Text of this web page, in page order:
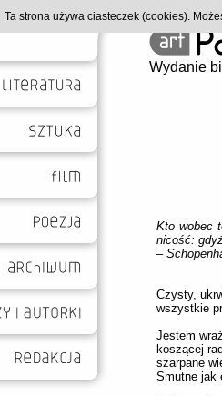
Wydanie
Kto wobec
nicość:
–
Czysty,
wszystkie
Jestem
koszącej
szarpane
Smutne jak
Ta strona używa ciasteczek (cookies).